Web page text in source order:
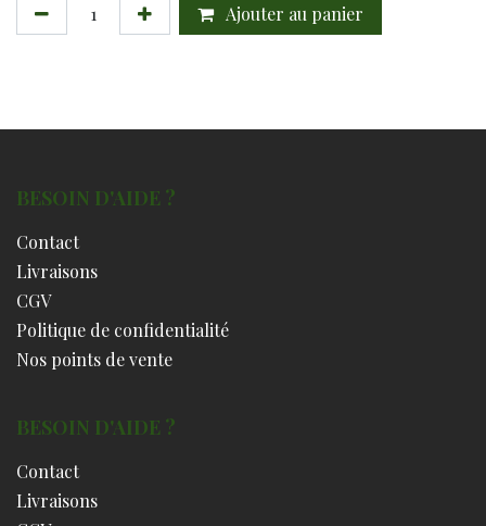
Ajouter au panier
BESOIN D'AIDE ?
Contact
Livraisons
CGV
Politique de confidentialité
Nos points de vente
BESOIN D'AIDE ?
Contact
Livraisons